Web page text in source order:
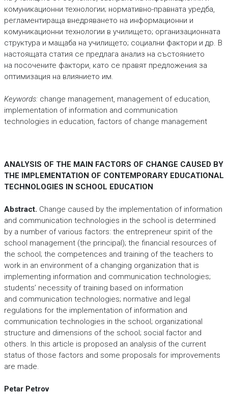
комуникационни технологии; нормативно-правната уредба,
регламентираща внедряването на информационни и
комуникационни технологии в училището; организационната
структура и мащаба на училището; социални фактори и др. В
настоящата статия се предлага анализ на състоянието
на посочените фактори, като се правят предложения за
оптимизация на влиянието им.
Keywords:change management, management of education,
implementation of information and communication
technologies in education, factors of change management
ANALYSIS OF THE MAIN FACTORS OF CHANGE CAUSED BY
THE IMPLEMENTATION OF CONTEMPORARY EDUCATIONAL
TECHNOLOGIES IN SCHOOL EDUCATION
Abstract. Change caused by the implementation of information
and communication technologies in the school is determined
by a number of various factors: the entrepreneur spirit of the
school management (the principal); the financial resources of
the school; the competences and training of the teachers to
work in an environment of a changing organization that is
implementing information and communication technologies;
students’ necessity of training based on information
and communication technologies; normative and legal
regulations for the implementation of information and
communication technologies in the school; organizational
structure and dimensions of the school; social factor and
others. In this article is proposed an analysis of the current
status of those factors and some proposals for improvements
are made.
Petar Petrov